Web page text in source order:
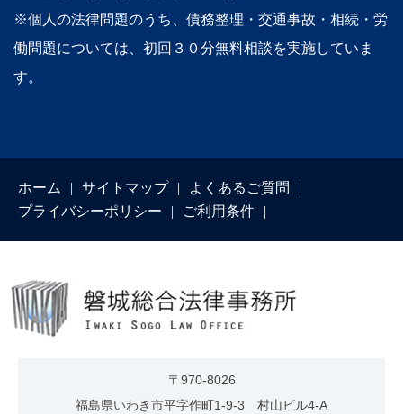
※個人の法律問題のうち、債務整理・交通事故・相続・労
働問題については、初回３０分無料相談を実施していま
す。
ホーム サイトマップ
よくあるご質問
プライバシーポリシー
ご利用条件
〒970-8026
福島県いわき市平字作町1-9-3 村山ビル4-A